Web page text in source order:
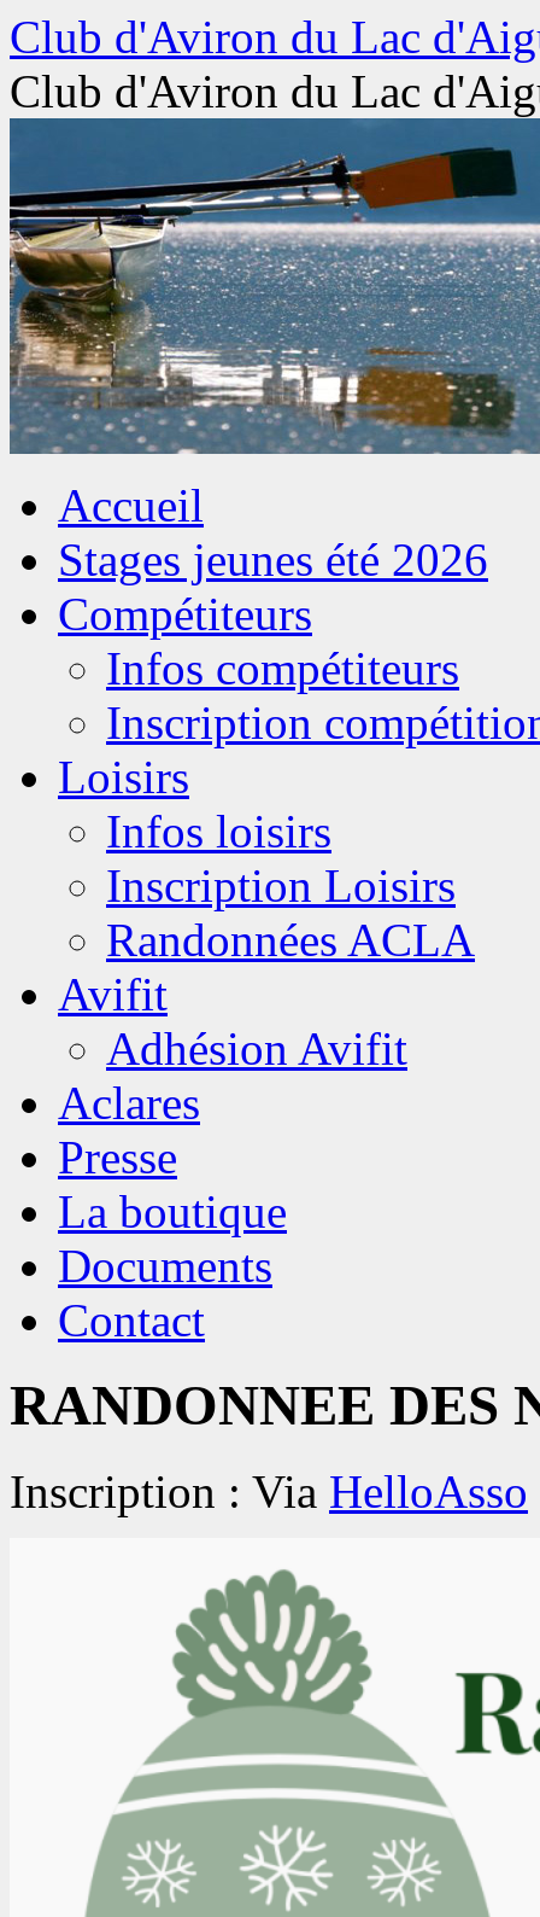
Aller
au
contenu
Club d'Aviron du Lac
Club d'Aviron du Lac
Accueil
Stages jeunes été 2026
Compétiteurs
Infos compétiteurs
Inscription
Loisirs
Infos loisirs
Inscription Loisirs
Randonnées ACLA
Avifit
Adhésion Avifit
Aclares
Presse
La boutique
Documents
Contact
RANDONNEE DES
Inscription : Via HelloAsso